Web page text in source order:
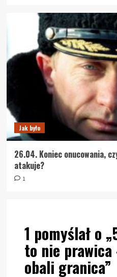
Jak było
26.04. Koniec onucowania,
atakuje?
1
1 pomyślał o „
to nie
obali granica”